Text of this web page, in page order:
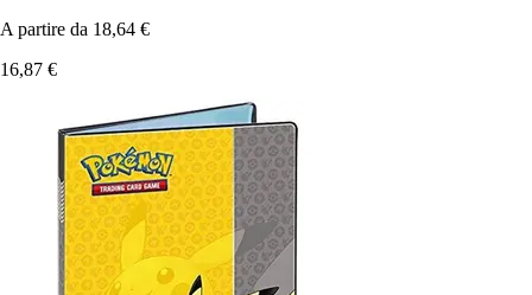
A partire da 18,64 €
16,87 €